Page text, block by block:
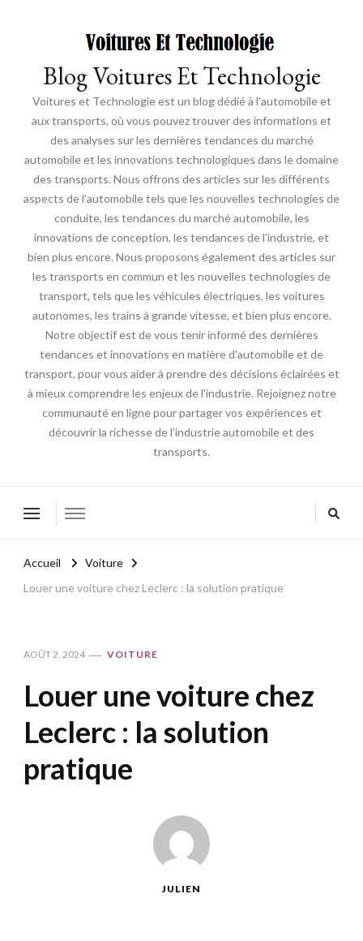
Blog Voitures Et Technologie
Voitures et Technologie est un blog dédié à l'automobile et
aux transports, où vous pouvez trouver des informations et
des analyses sur les dernières tendances du marché
automobile et les innovations technologiques dans le domaine
des transports. Nous offrons des articles sur les différents
aspects de l'automobile tels que les nouvelles technologies de
conduite, les tendances du marché automobile, les
innovations de conception, les tendances de l'industrie, et
bien plus encore. Nous proposons également des articles sur
les transports en commun et les nouvelles technologies de
transport, tels que les véhicules électriques, les voitures
autonomes, les trains à grande vitesse, et bien plus encore.
Notre objectif est de vous tenir informé des dernières
tendances et innovations en matière d'automobile et de
transport, pour vous aider à prendre des décisions éclairées et
à mieux comprendre les enjeux de l'industrie. Rejoignez notre
communauté en ligne pour partager vos expériences et
découvrir la richesse de l'industrie automobile et des
transports.
Accueil
Voiture
Louer une voiture chez Leclerc : la solution pratique
AOÛT 2, 2024 VOITURE
Louer une voiture chez
Leclerc : la solution
pratique
JULIEN